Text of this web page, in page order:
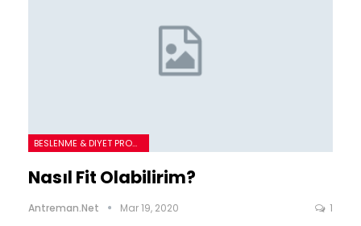
BESLENME & DIYET PROGRAMLARI
Nasıl Fit Olabilirim?
Antreman.net Mar 19, 2020 1